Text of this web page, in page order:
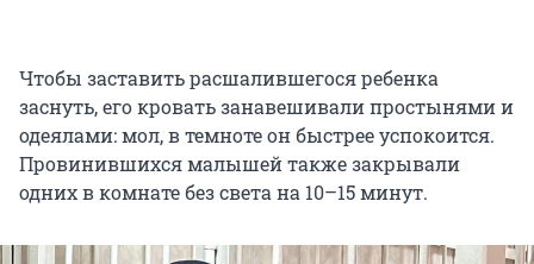
Чтобы заставить расшалившегося ребенка
заснуть, его кровать занавешивали простынями и
одеялами: мол, в темноте он быстрее успокоится.
Провинившихся малышей также закрывали
одних в комнате без света на 10–15 минут.